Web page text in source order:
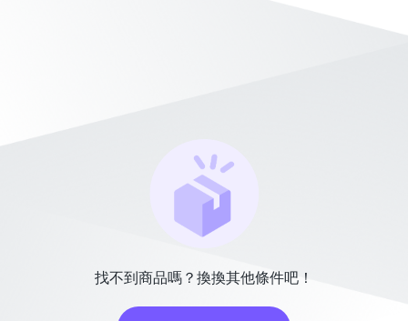
找不到商品嗎？換換其他條件吧！